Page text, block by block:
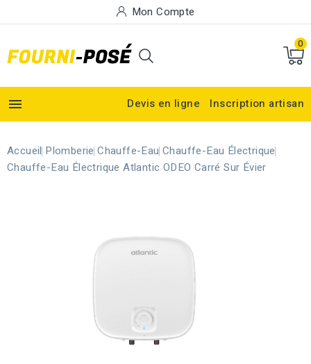
Mon Compte
0
 Devis en ligne Inscription artisan
Accueil Plomberie Chauffe-Eau Chauffe-Eau Électrique
Chauffe-Eau Électrique Atlantic ODEO Carré Sur Évier